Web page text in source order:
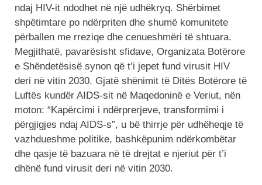
ndaj HIV-it ndodhet në një udhëkryq. Shërbimet
shpëtimtare po ndërpriten dhe shumë komunitete
përballen me rreziqe dhe cenueshmëri të shtuara.
Megjithatë, pavarësisht sfidave, Organizata Botërore
e Shëndetësisë synon që t’i jepet fund virusit HIV
deri në vitin 2030. Gjatë shënimit të Ditës Botërore të
Luftës kundër AIDS-sit në Maqedoninë e Veriut, nën
moton: “Kapërcimi i ndërprerjeve, transformimi i
përgjigjes ndaj AIDS-s”, u bë thirrje për udhëheqje të
vazhdueshme politike, bashkëpunim ndërkombëtar
dhe qasje të bazuara në të drejtat e njeriut për t’i
dhënë fund virusit deri në vitin 2030.